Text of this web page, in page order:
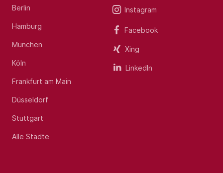
Berlin
Hamburg
München
Köln
Frankfurt am Main
Düsseldorf
Stuttgart
Alle Städte
Instagram
Facebook
Xing
LinkedIn